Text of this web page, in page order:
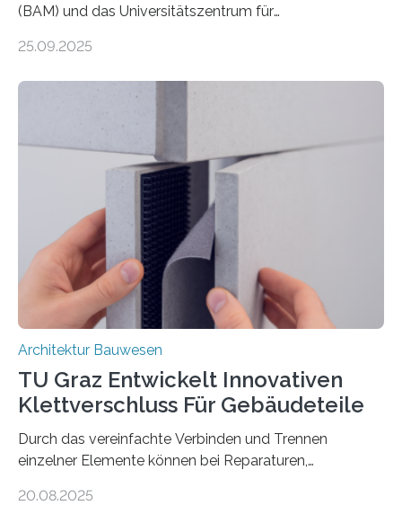
(BAM) und das Universitätszentrum für
untersuchen in einem gemeinsamen Forschungsprojekt
Ziel ist es, die Einsatzmöglichkeiten dieses innovativen
sicherem und nachhaltigem Bauen zu leisten.
Textilbeton ist ein moderner Verbundwerkstoff, der aus
einer feinkörnigen Betonmatrix und einer textilen
Bewehrung besteht – meist aus Carbon-, Glas- oder
Basaltfasern. Anders als herkömmlicher Stahlbeton, bei
dem Stahlstäbe zur…
25.09.2025
Architektur Bauwesen
TU Graz Entwickelt Innovativen
Klettverschluss Für Gebäudeteile
Durch das vereinfachte Verbinden und Trennen
einzelner Elemente können bei Reparaturen,
Material und Bauschutt eingespart werden. Ein
20.08.2025